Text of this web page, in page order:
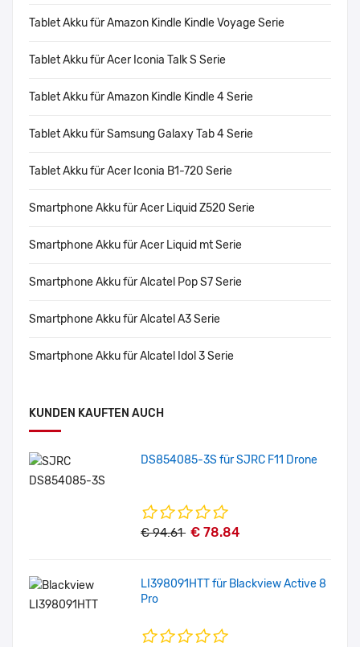
Tablet Akku für Amazon Kindle Kindle Voyage Serie
Tablet Akku für Acer Iconia Talk S Serie
Tablet Akku für Amazon Kindle Kindle 4 Serie
Tablet Akku für Samsung Galaxy Tab 4 Serie
Tablet Akku für Acer Iconia B1-720 Serie
Smartphone Akku für Acer Liquid Z520 Serie
Smartphone Akku für Acer Liquid mt Serie
Smartphone Akku für Alcatel Pop S7 Serie
Smartphone Akku für Alcatel A3 Serie
Smartphone Akku für Alcatel Idol 3 Serie
KUNDEN KAUFTEN AUCH
DS854085-3S für SJRC F11 Drone
€ 94.61 € 78.84
LI398091HTT für Blackview Active 8
Pro